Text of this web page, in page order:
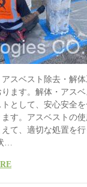
スベスト除去・解
ます。解体・アス
として、安心安全
す。アスベストの
て、適切な処置を行
…